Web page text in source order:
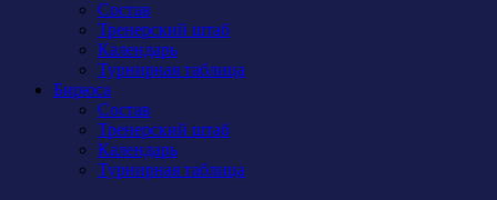
Состав
Тренерский штаб
Календарь
Турнирная таблица
Бирюса
Состав
Тренерский штаб
Календарь
Турнирная таблица